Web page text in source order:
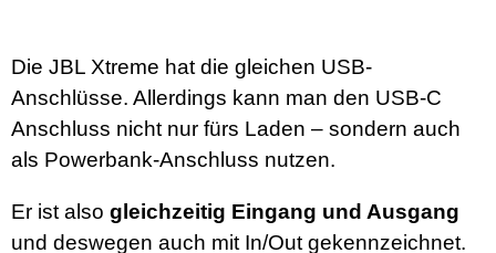
Die JBL Xtreme hat die gleichen USB-
Anschlüsse. Allerdings kann man den USB-C
Anschluss nicht nur fürs Laden – sondern auch
als Powerbank-Anschluss nutzen.
Er ist also gleichzeitig Eingang und Ausgang
und deswegen auch mit In/Out gekennzeichnet.